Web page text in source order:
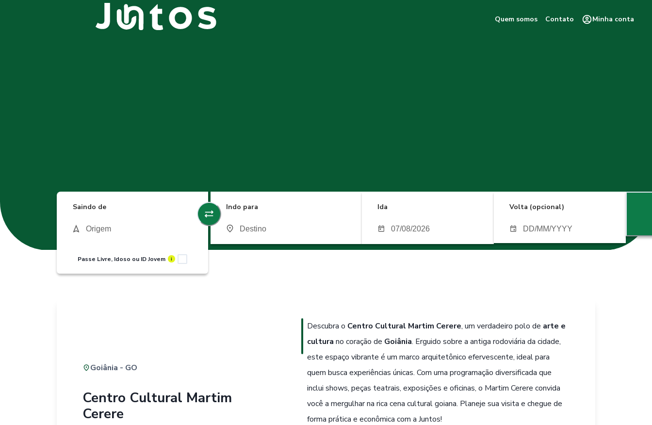
Quem somos Contato Minha conta
Saindo de
Passe Livre, Idoso ou ID Jovem i
Indo para Ida Volta (opcional)
Goiânia - GO
Centro Cultural Martim
Cerere
Descubra o Centro Cultural Martim Cerere, um verdadeiro polo de arte e
cultura no coração de Goiânia. Erguido sobre a antiga rodoviária da cidade,
este espaço vibrante é um marco arquitetônico efervescente, ideal para
quem busca experiências únicas. Com uma programação diversificada que
inclui shows, peças teatrais, exposições e oficinas, o Martim Cerere convida
você a mergulhar na rica cena cultural goiana. Planeje sua visita e chegue de
forma prática e econômica com a Juntos!